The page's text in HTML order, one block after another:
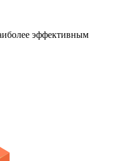
эффективным